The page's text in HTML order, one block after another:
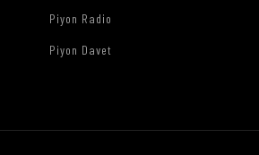
Piyon Radio
Piyon Davet